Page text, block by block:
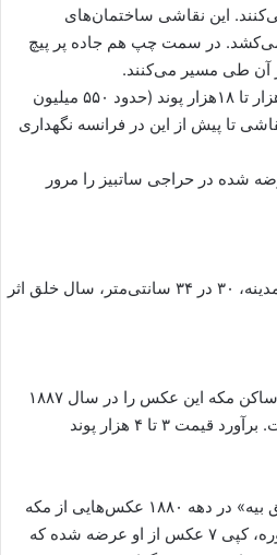
این نقاشی ساختمان‌های
در سمت چپ هم جاده پر پیچ
آن طی مسیر می‌کنند.
قیمت این اثر کم‌نظیر بین ۱۲هزار تا ۱۸هزار پوند (حدود ۵۵۰ میلیون
تا پیش از این در فرانسه نگهداری
شده در حراجی ساتبیز را مرور
نقاشی آبرنگ و گواش از مکه و مدینه، ۳۰ در ۳۴ سانتی‌متر، سال خلق اثر
« عبدالغفار»، اولین عکاس ساکن مکه این عکس را در سال ۱۸۸۷
۳ تا ۴ هزار پوند
مهندس مصری «محمد صدیق بیه» در دهه ۱۸۸۰ عکس‌هایی از مکه
گرفته است. در حراج این دوره، کپی ۷ عکس از او عرضه شده که